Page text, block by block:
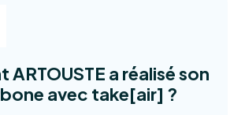
ARTOUSTE a réalisé son
avec take[air] ?